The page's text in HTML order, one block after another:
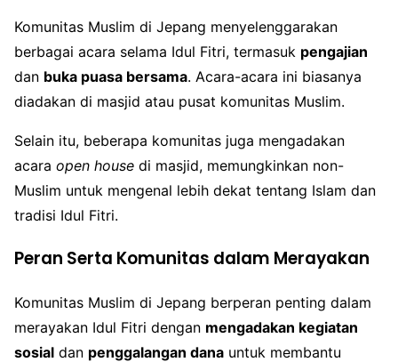
Komunitas Muslim di Jepang menyelenggarakan
berbagai acara selama Idul Fitri, termasuk pengajian
dan buka puasa bersama. Acara-acara ini biasanya
diadakan di masjid atau pusat komunitas Muslim.
Selain itu, beberapa komunitas juga mengadakan
acara open house di masjid, memungkinkan non-
Muslim untuk mengenal lebih dekat tentang Islam dan
tradisi Idul Fitri.
Peran Serta Komunitas dalam Merayakan
Komunitas Muslim di Jepang berperan penting dalam
merayakan Idul Fitri dengan mengadakan kegiatan
sosial dan penggalangan dana untuk membantu